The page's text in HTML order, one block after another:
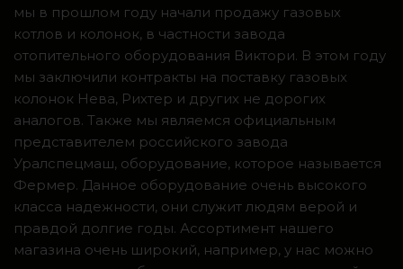
мы в прошлом году начали продажу газовых
котлов и колонок, в частности завода
отопительного оборудования Виктори. В этом году
мы заключили контракты на поставку газовых
колонок Нева, Рихтер и других не дорогих
аналогов. Также мы являемся официальным
представителем российского завода
Уралспецмаш, оборудование, которое называется
Фермер. Данное оборудование очень высокого
класса надежности, они служит людям верой и
правдой долгие годы. Ассортимент нашего
магазина очень широкий, например, у нас можно